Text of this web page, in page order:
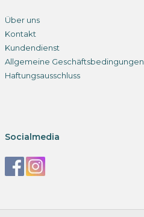
Über uns
Kontakt
Kundendienst
Allgemeine Geschäftsbedingungen
Haftungsausschluss
Socialmedia